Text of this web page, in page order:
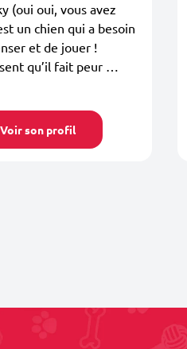
(oui oui, vous avez
un chien qui a besoin
et de jouer !
qu’il fait peur …
Voir son profil